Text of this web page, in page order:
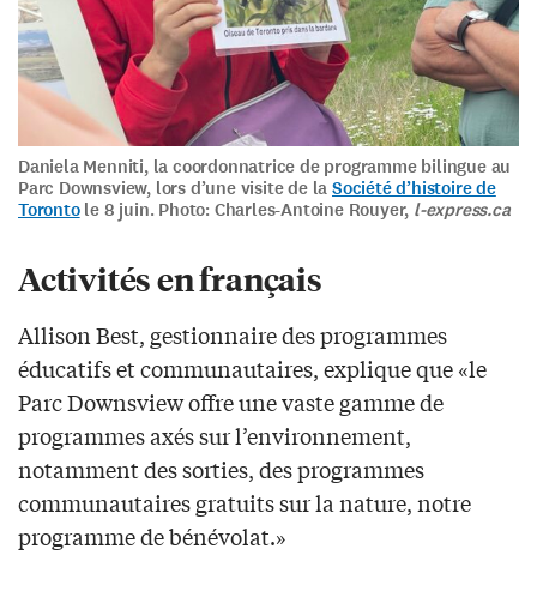
Daniela Menniti, la coordonnatrice de programme bilingue au
Parc Downsview, lors d’une visite de laSociété d’histoire de
Torontole 8 juin. Photo: Charles-Antoine Rouyer, l-express.ca
Activités en français
Allison Best, gestionnaire des programmes
éducatifs et communautaires, explique que «le
Parc Downsview offre une vaste gamme de
programmes axés sur l’environnement,
notamment des sorties, des programmes
communautaires gratuits sur la nature, notre
programme de bénévolat.»